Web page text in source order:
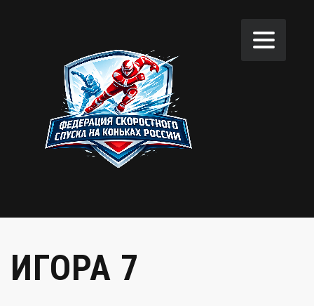
ИГОРА 7